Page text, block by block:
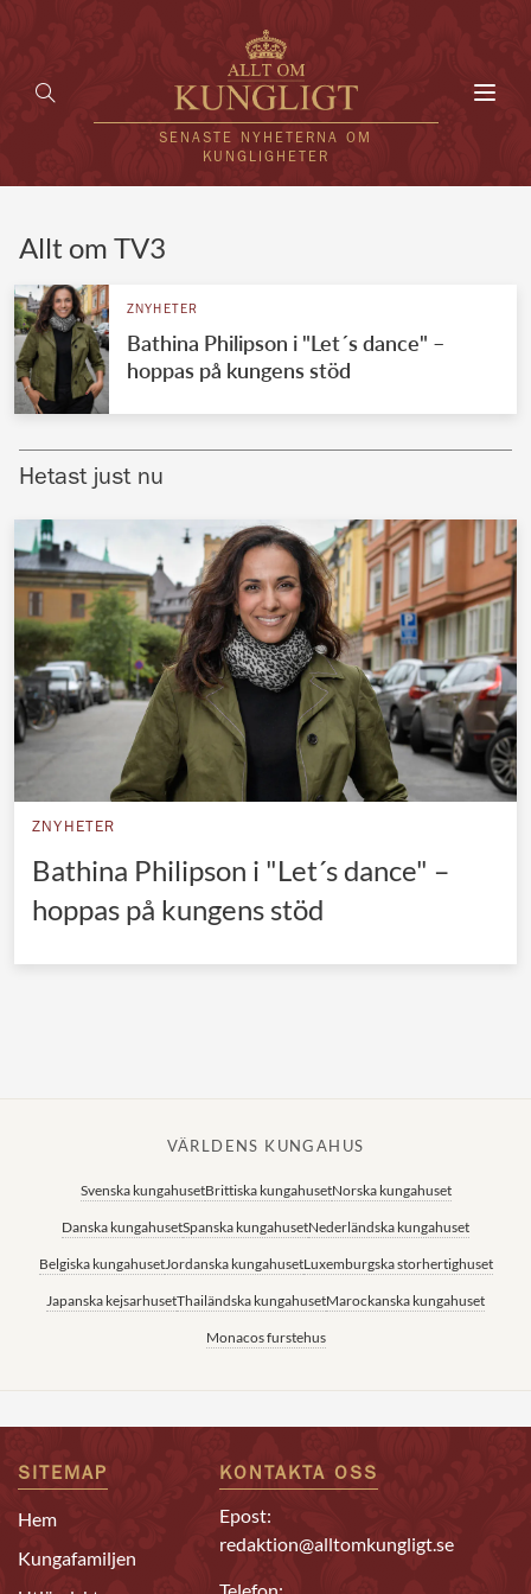
SENASTE NYHETERNA OM
KUNGLIGHETER
UTLÄNDSKT
VÄRLDENS KUNGAHUS
Brittiska kungahuset
Norska kungahuset
Danska kungahuset
Spanska kungahuset
Nederländska kungahuset
Belgiska kungahuset
Jordanska kungahuset
Japanska kejsarhuset
Thailändska kungahuset
Allt om TV3
ZNYHETER
Bathina Philipson i "Let´s dance" –
hoppas på kungens stöd
Hetast just nu
ZNYHETER
Bathina Philipson i "Let´s dance" –
hoppas på kungens stöd
VÄRLDENS KUNGAHUS
Svenska kungahusetBrittiska kungahusetNorska kungahuset
Danska kungahusetSpanska kungahusetNederländska kungahuset
Belgiska kungahusetJordanska kungahusetLuxemburgska storhertighuset
Japanska kejsarhusetThailändska kungahusetMarockanska kungahuset
Monacos furstehus
SITEMAP
Hem
Kungafamiljen
KONTAKTA OSS
Epost:
redaktion@alltomkungligt.se